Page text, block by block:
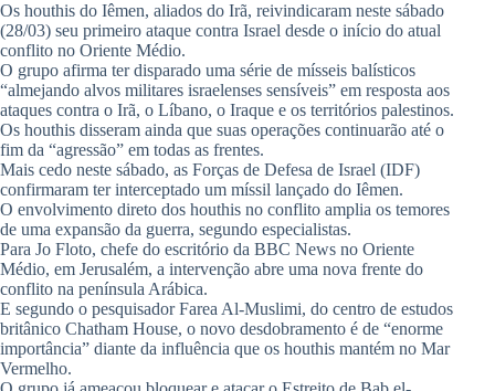
Os houthis do Iêmen, aliados do Irã, reivindicaram neste sábado
(28/03) seu primeiro ataque contra Israel desde o início do atual
conflito no Oriente Médio.
O grupo afirma ter disparado uma série de mísseis balísticos
“almejando alvos militares israelenses sensíveis” em resposta aos
ataques contra o Irã, o Líbano, o Iraque e os territórios palestinos.
Os houthis disseram ainda que suas operações continuarão até o
fim da “agressão” em todas as frentes.
Mais cedo neste sábado, as Forças de Defesa de Israel (IDF)
confirmaram ter interceptado um míssil lançado do Iêmen.
O envolvimento direto dos houthis no conflito amplia os temores
de uma expansão da guerra, segundo especialistas.
Para Jo Floto, chefe do escritório da BBC News no Oriente
Médio, em Jerusalém, a intervenção abre uma nova frente do
conflito na península Arábica.
E segundo o pesquisador Farea Al-Muslimi, do centro de estudos
britânico Chatham House, o novo desdobramento é de “enorme
importância” diante da influência que os houthis mantém no Mar
Vermelho.